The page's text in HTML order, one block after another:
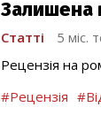
Залишена
Статті
5 міс.
Рецензія на
#Рецензія